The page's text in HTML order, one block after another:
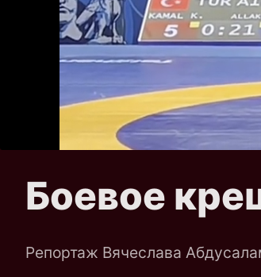
Боевое
Репортаж Вячеслава